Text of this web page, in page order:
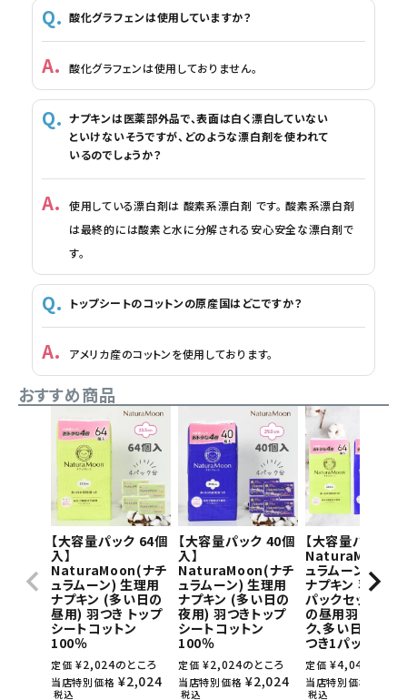
酸化グラフェンは使用していますか？
酸化グラフェンは使用しておりません。
ナプキンは医薬部外品で、表面は白く漂白していない
といけないそうですが、どのような漂白剤を使われて
いるのでしょうか？
使用している漂白剤は 酸素系漂白剤 です。 酸素系漂白剤
は最終的には酸素と水に分解される安心安全な漂白剤で
す。
トップシートのコットンの原産国はどこですか？
アメリカ産のコットンを使用しております。
おすすめ商品
【大容量パック 64個
入】
NaturaMoon(ナチ
ュラムーン) 生理用
ナプキン (多い日の
昼用) 羽つき トップ
シートコットン
100％
定価 ¥2,024のところ
当店特別価格 ¥2,024
税込
【大容量パック 40個
入】
NaturaMoon(ナチ
ュラムーン) 生理用
ナプキン (多い日の
夜用) 羽つきトップ
シートコットン
100％
定価 ¥2,024のところ
当店特別価格 ¥2,024
税込
【大容量パック】
NaturaMoon(
ュラムーン) 生理
ナプキン 羽つき
パックセット(多
の昼用羽つき1パ
ク、多い日の夜
つき1パック)
定価 ¥4,048
当店特別価格
税込